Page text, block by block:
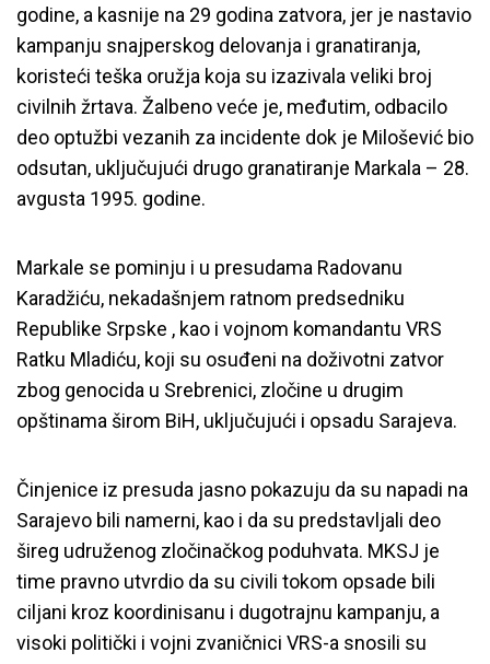
godine, a kasnije na 29 godina zatvora, jer je nastavio
kampanju snajperskog delovanja i granatiranja,
koristeći teška oružja koja su izazivala veliki broj
civilnih žrtava. Žalbeno veće je, međutim, odbacilo
deo optužbi vezanih za incidente dok je Milošević bio
odsutan, uključujući drugo granatiranje Markala – 28.
avgusta 1995. godine.
Markale se pominju i u presudama Radovanu
Karadžiću, nekadašnjem ratnom predsedniku
Republike Srpske , kao i vojnom komandantu VRS
Ratku Mladiću, koji su osuđeni na doživotni zatvor
zbog genocida u Srebrenici, zločine u drugim
opštinama širom BiH, uključujući i opsadu Sarajeva.
Činjenice iz presuda jasno pokazuju da su napadi na
Sarajevo bili namerni, kao i da su predstavljali deo
šireg udruženog zločinačkog poduhvata. MKSJ je
time pravno utvrdio da su civili tokom opsade bili
ciljani kroz koordinisanu i dugotrajnu kampanju, a
visoki politički i vojni zvaničnici VRS-a snosili su